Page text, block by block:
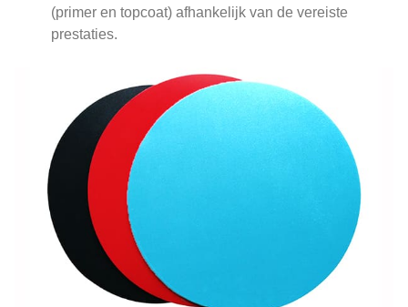
(primer en topcoat) afhankelijk van de vereiste
prestaties.